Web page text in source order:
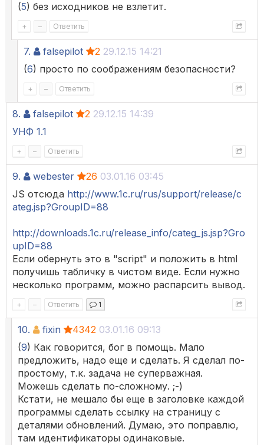
(5) без исходников не взлетит.
+ – Ответить
7. falsepilot 2 29.12.15 14:21
(6) просто по соображениям безопасности?
+ – Ответить
8. falsepilot 2 29.12.15 14:39
УНФ 1.1
+ – Ответить
9. webester 26 03.01.16 03:45
JS отсюда http://www.1c.ru/rus/support/release/c
ateg.jsp?GroupID=88
http://downloads.1c.ru/release_info/categ_js.jsp?Gro
upID=88
Если обернуть это в "script" и положить в html
получишь табличку в чистом виде. Если нужно
несколько программ, можно распарсить вывод.
+ – Ответить 1
10. fixin 4342 03.01.16 09:13
(9) Как говорится, бог в помощь. Мало
предложить, надо еще и сделать. Я сделал по-
простому, т.к. задача не суперважная.
Можешь сделать по-сложному. ;-)
Кстати, не мешало бы еще в заголовке каждой
программы сделать ссылку на страницу с
деталями обновлений. Думаю, это поправлю,
там идентификаторы одинаковые.